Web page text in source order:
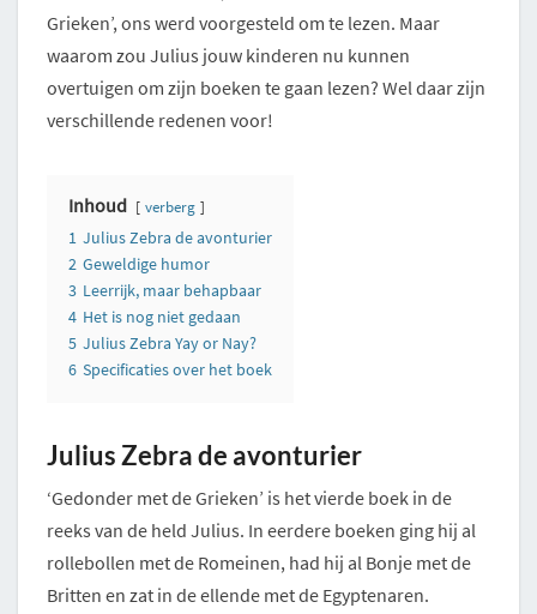
Grieken’, ons werd voorgesteld om te lezen. Maar
waarom zou Julius jouw kinderen nu kunnen
overtuigen om zijn boeken te gaan lezen? Wel daar zijn
verschillende redenen voor!
Inhoud verberg
1 Julius Zebra de avonturier
2 Geweldige humor
3 Leerrijk, maar behapbaar
4 Het is nog niet gedaan
5 Julius Zebra Yay or Nay?
6 Specificaties over het boek
Julius Zebra de avonturier
‘Gedonder met de Grieken’ is het vierde boek in de
reeks van de held Julius. In eerdere boeken ging hij al
rollebollen met de Romeinen, had hij al Bonje met de
Britten en zat in de ellende met de Egyptenaren.